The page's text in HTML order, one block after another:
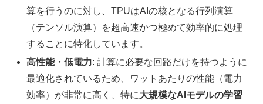
算を行うのに対し、TPUはAIの核となる行列演算
（テンソル演算）を超高速かつ極めて効率的に処理
することに特化しています。
高性能・低電力: 計算に必要な回路だけを持つように
最適化されているため、ワットあたりの性能（電力
効率）が非常に高く、特に大規模なAIモデルの学習